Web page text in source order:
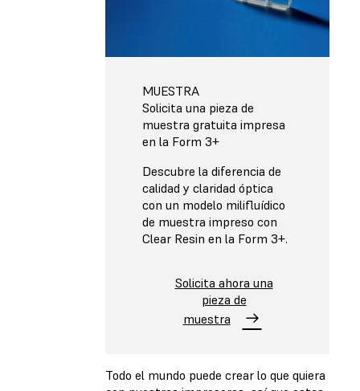
MUESTRA
Solicita una pieza de
muestra gratuita impresa
en la Form 3+
Descubre la diferencia de
calidad y claridad óptica
con un modelo milifluídico
de muestra impreso con
Clear Resin en la Form 3+.
Solicita ahora una
pieza de
muestra
Todo el mundo puede crear lo que quiera